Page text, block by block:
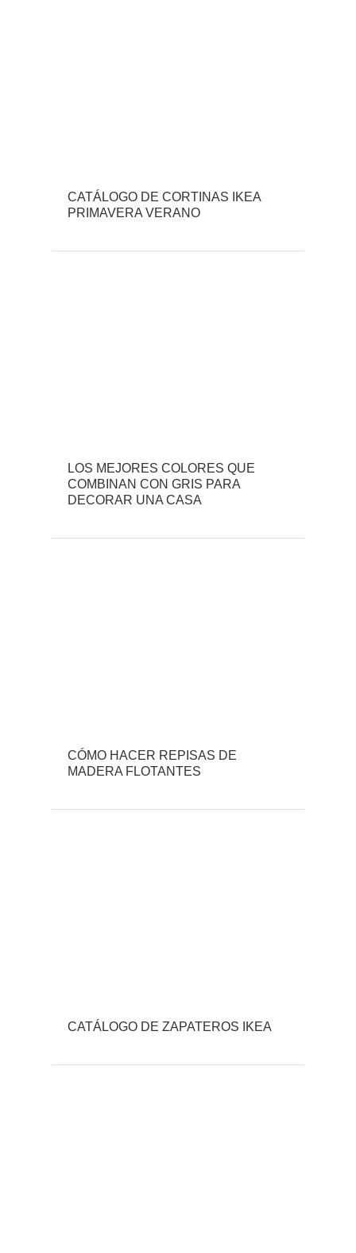
CATÁLOGO DE CORTINAS IKEA
PRIMAVERA VERANO
LOS MEJORES COLORES QUE
COMBINAN CON GRIS PARA
DECORAR UNA CASA
CÓMO HACER REPISAS DE
MADERA FLOTANTES
CATÁLOGO DE ZAPATEROS IKEA